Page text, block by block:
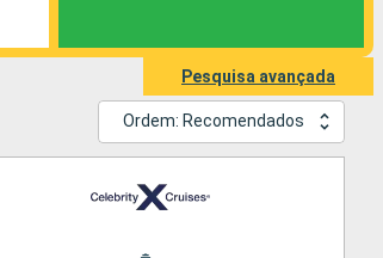
Pesquisa avançada
Ordem: Recomendados